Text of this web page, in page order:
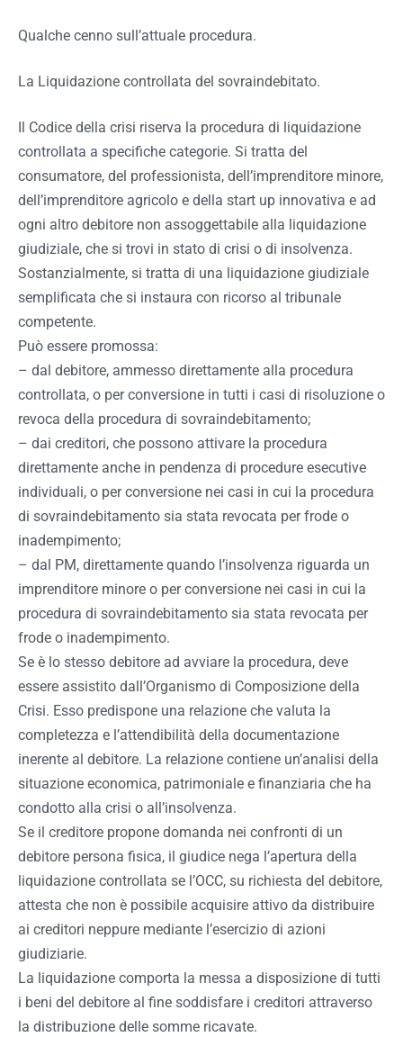
Qualche cenno sull’attuale procedura.
La Liquidazione controllata del sovraindebitato.
Il Codice della crisi riserva la procedura di liquidazione
controllata a specifiche categorie. Si tratta del
consumatore, del professionista, dell’imprenditore minore,
dell’imprenditore agricolo e della start up innovativa e ad
ogni altro debitore non assoggettabile alla liquidazione
giudiziale, che si trovi in stato di crisi o di insolvenza.
Sostanzialmente, si tratta di una liquidazione giudiziale
semplificata che si instaura con ricorso al tribunale
competente.
Può essere promossa:
– dal debitore, ammesso direttamente alla procedura
controllata, o per conversione in tutti i casi di risoluzione o
revoca della procedura di sovraindebitamento;
– dai creditori, che possono attivare la procedura
direttamente anche in pendenza di procedure esecutive
individuali, o per conversione nei casi in cui la procedura
di sovraindebitamento sia stata revocata per frode o
inadempimento;
– dal PM, direttamente quando l’insolvenza riguarda un
imprenditore minore o per conversione nei casi in cui la
procedura di sovraindebitamento sia stata revocata per
frode o inadempimento.
Se è lo stesso debitore ad avviare la procedura, deve
essere assistito dall’Organismo di Composizione della
Crisi. Esso predispone una relazione che valuta la
completezza e l’attendibilità della documentazione
inerente al debitore. La relazione contiene un’analisi della
situazione economica, patrimoniale e finanziaria che ha
condotto alla crisi o all’insolvenza.
Se il creditore propone domanda nei confronti di un
debitore persona fisica, il giudice nega l’apertura della
liquidazione controllata se l’OCC, su richiesta del debitore,
attesta che non è possibile acquisire attivo da distribuire
ai creditori neppure mediante l’esercizio di azioni
giudiziarie.
La liquidazione comporta la messa a disposizione di tutti
i beni del debitore al fine soddisfare i creditori attraverso
la distribuzione delle somme ricavate.